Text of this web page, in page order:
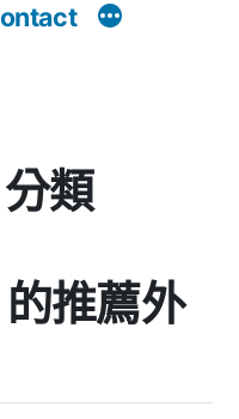
類
推薦外